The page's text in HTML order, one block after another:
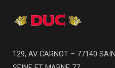
129, AV CARNOT – 77140